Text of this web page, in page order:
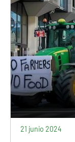
21 junio 2024